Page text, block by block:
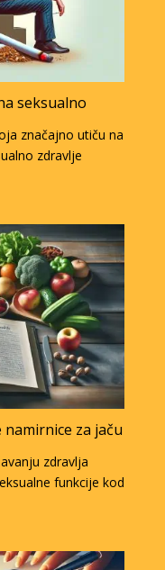
seksualno
značajno utiču na
zdravlje
za jaču
zdravlja
funkcije kod